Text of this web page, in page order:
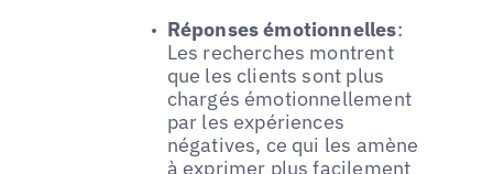
Réponses émotionnelles:
Les recherches montrent
que les clients sont plus
chargés émotionnellement
par les expériences
négatives, ce qui les amène
à exprimer plus facilement